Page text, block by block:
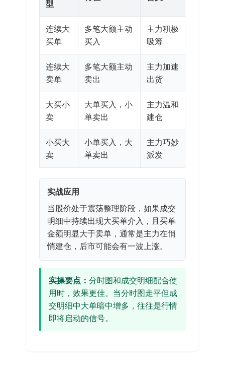
型
连续大
买单
多笔大额主动
买入
主力积极
吸筹
连续大
卖单
多笔大额主动
卖出
主力加速
出货
大买小
卖
大单买入，小
单卖出
主力温和
建仓
小买大
卖
小单买入，大
单卖出
主力巧妙
派发
实战应用
当股价处于震荡整理阶段，如果成交
明细中持续出现大买单介入，且买单
金额明显大于卖单，通常是主力在悄
悄建仓，后市可能会有一波上涨。
实操要点：分时图和成交明细配合使
用时，效果更佳。当分时图走平但成
交明细中大单暗中增多，往往是行情
即将启动的信号。